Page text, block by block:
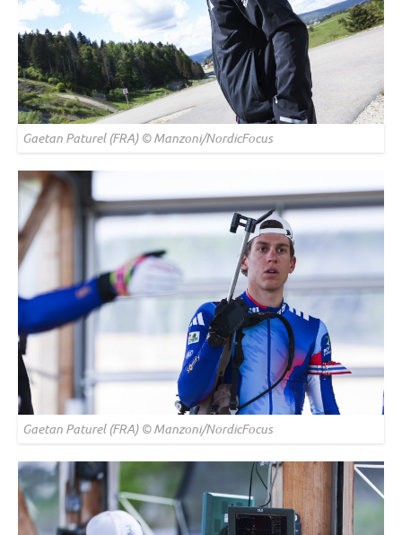
Gaetan Paturel (FRA) © Manzoni/NordicFocus
Gaetan Paturel (FRA) © Manzoni/NordicFocus